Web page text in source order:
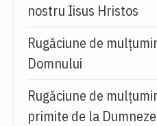
nostru Iisus Hristos
Rugăciune de
Domnului
Rugăciune de
primite de la